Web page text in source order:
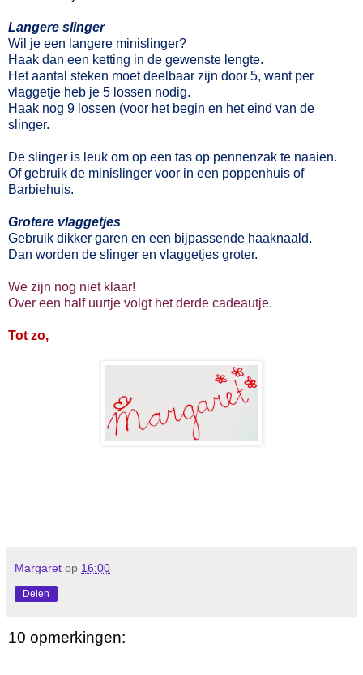
Langere slinger
Wil je een langere minislinger?
Haak dan een ketting in de gewenste lengte.
Het aantal steken moet deelbaar zijn door 5, want per
vlaggetje heb je 5 lossen nodig.
Haak nog 9 lossen (voor het begin en het eind van de
slinger.
De slinger is leuk om op een tas op pennenzak te naaien.
Of gebruik de minislinger voor in een poppenhuis of
Barbiehuis.
Grotere vlaggetjes
Gebruik dikker garen en een bijpassende haaknaald.
Dan worden de slinger en vlaggetjes groter.
We zijn nog niet klaar!
Over een half uurtje volgt het derde cadeautje.
Tot zo,
Margaret op 16:00
Delen
10 opmerkingen: